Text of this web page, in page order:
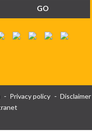
Privacy policy
Disclaimer